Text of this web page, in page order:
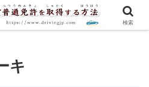
格のコツまで、徹底解説！
キ
検索